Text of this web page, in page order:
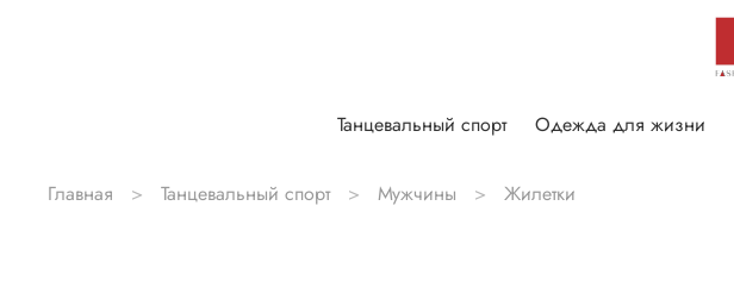
Танцевальный спорт Одежда для жизни
Главная Танцевальный спорт Мужчины
Жилетки